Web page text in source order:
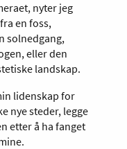
nyter jeg
en foss,
solnedgang,
eller den
landskap.
lidenskap for
nye steder, legge
etter å ha fanget